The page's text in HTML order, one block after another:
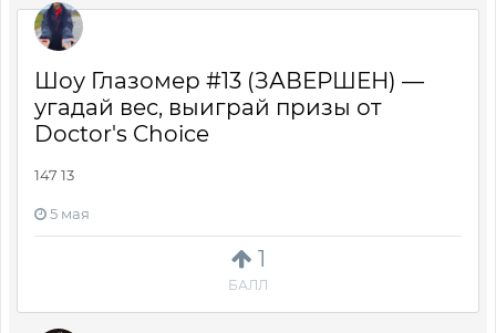
1
БАЛЛ
Шоу Глазомер #13 (ЗАВЕРШЕН) —
угадай вес, выиграй призы от
Doctor's Choice
147 13
5 мая